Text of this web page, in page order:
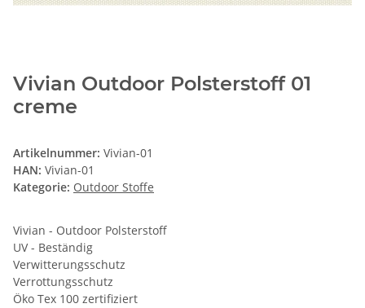
Vivian Outdoor Polsterstoff 01
creme
Artikelnummer: Vivian-01
HAN: Vivian-01
Kategorie: Outdoor Stoffe
Vivian - Outdoor Polsterstoff
UV - Beständig
Verwitterungsschutz
Verrottungsschutz
Öko Tex 100 zertifiziert